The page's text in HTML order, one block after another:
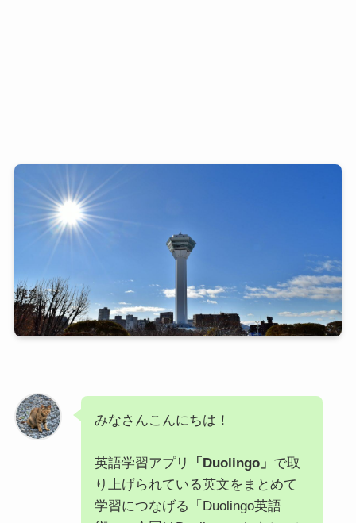
みなさんこんにちは！
英語学習アプリ 「Duolingo」 で取
り上げられている英文をまとめて
学習につなげる「Duolingo英語